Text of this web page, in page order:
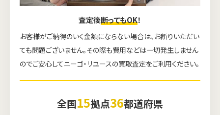
査定後断ってもOK！
お客様がご納得のいく金額にならない場合は、お断りいただい
ても問題ございません。その際も費用などは一切発生しません
のでご安心してニーゴ・リユースの買取査定をご利用ください。
全国15拠点36都道府県